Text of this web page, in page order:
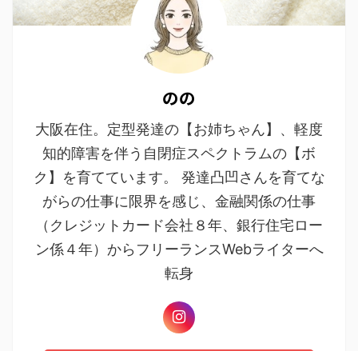
のの
大阪在住。定型発達の【お姉ちゃん】、軽度
知的障害を伴う自閉症スペクトラムの【ボ
ク】を育てています。 発達凸凹さんを育てな
がらの仕事に限界を感じ、金融関係の仕事
（クレジットカード会社８年、銀行住宅ロー
ン係４年）からフリーランスWebライターへ
転身